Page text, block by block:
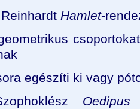
Hamlet-
egészíti ki vagy